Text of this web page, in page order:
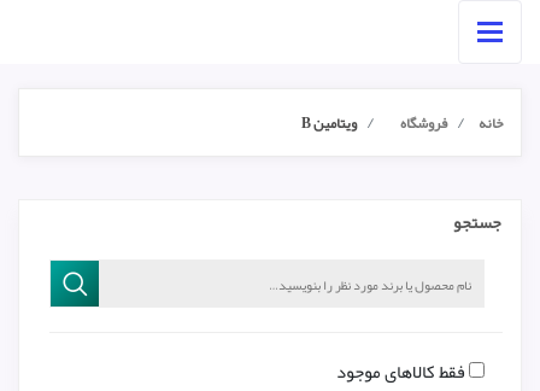
خانه فروشگاه ویتامین B
جستجو
فقط کالاهای موجود